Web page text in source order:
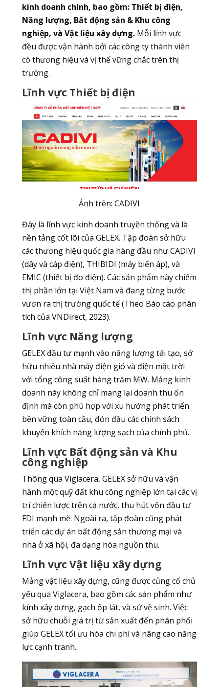
kinh doanh chính, bao gồm: Thiết bị điện,
Năng lượng, Bất động sản & Khu công
nghiệp, và Vật liệu xây dựng.Mỗi lĩnh vực
đều được vận hành bởi các công ty thành viên
có thương hiệu và vị thế vững chắc trên thị
trường.
Lĩnh vực Thiết bị điện
Ảnh trên: CADIVI
Đây là lĩnh vực kinh doanh truyền thống và là
nền tảng cốt lõi của GELEX. Tập đoàn sở hữu
các thương hiệu quốc gia hàng đầu như CADIVI
(dây và cáp điện), THIBIDI (máy biến áp), và
EMIC (thiết bị đo điện). Các sản phẩm này chiếm
thị phần lớn tại Việt Nam và đang từng bước
vươn ra thị trường quốc tế (Theo Báo cáo phân
tích của VNDirect, 2023).
Lĩnh vực Năng lượng
GELEX đầu tư mạnh vào năng lượng tái tạo, sở
hữu nhiều nhà máy điện gió và điện mặt trời
với tổng công suất hàng trăm MW. Mảng kinh
doanh này không chỉ mang lại doanh thu ổn
định mà còn phù hợp với xu hướng phát triển
bền vững toàn cầu, đón đầu các chính sách
khuyến khích năng lượng sạch của chính phủ.
Lĩnh vực Bất động sản và Khu
công nghiệp
Thông qua Viglacera, GELEX sở hữu và vận
hành một quỹ đất khu công nghiệp lớn tại các vị
trí chiến lược trên cả nước, thu hút vốn đầu tư
FDI mạnh mẽ. Ngoài ra, tập đoàn cũng phát
triển các dự án bất động sản thương mại và
nhà ở xã hội, đa dạng hóa nguồn thu.
Lĩnh vực Vật liệu xây dựng
Mảng vật liệu xây dựng, cũng được củng cố chủ
yếu qua Viglacera, bao gồm các sản phẩm như
kính xây dựng, gạch ốp lát, và sứ vệ sinh. Việc
sở hữu chuỗi giá trị từ sản xuất đến phân phối
giúp GELEX tối ưu hóa chi phí và nâng cao năng
lực cạnh tranh.